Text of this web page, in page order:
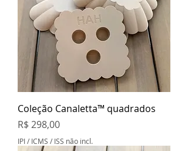
Coleção Canaletta™ quadrados
Preço
R$ 298,00
IPI / ICMS / ISS não incl.